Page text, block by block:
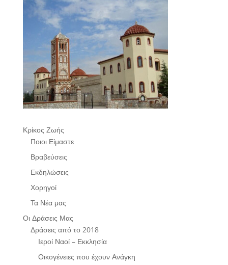
Κρίκος Ζωής
Ποιοι Είμαστε
Βραβεύσεις
Εκδηλώσεις
Χορηγοί
Τα Νέα μας
Οι Δράσεις Μας
Δράσεις από το 2018
Ιεροί Ναοί – Εκκλησία
Οικογένειες που έχουν Ανάγκη